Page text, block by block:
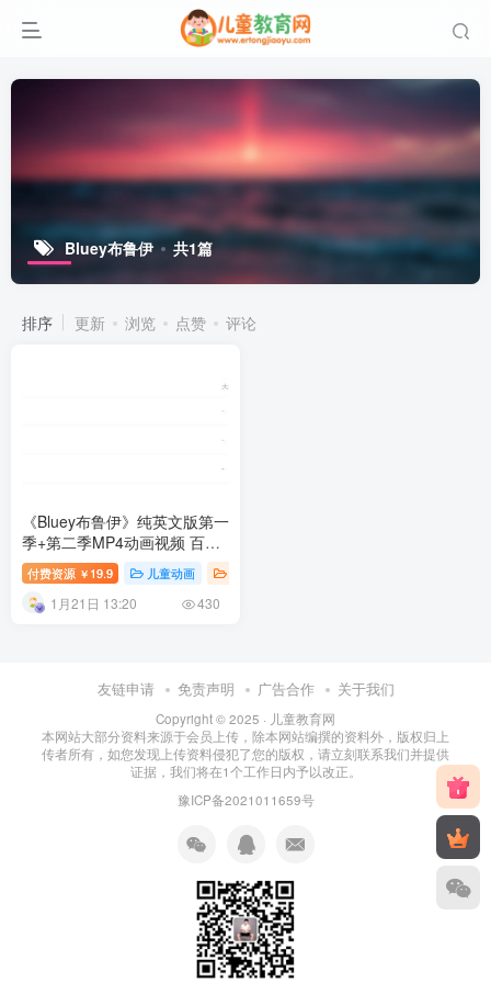
Bluey布鲁伊 共1篇
排序 更新 浏览 点赞 评论
《Bluey布鲁伊》纯英文版第一
季+第二季MP4动画视频 百度
网盘下载
付费资源 ￥ 19.9 儿童动画
1月21日 13:20 430
友链申请 免责声明 广告合作 关于我们
Copyright © 2025 · 儿童教育网
本网站大部分资料来源于会员上传，除本网站编撰的资料外，版权归上
传者所有，如您发现上传资料侵犯了您的版权，请立刻联系我们并提供
证据，我们将在1个工作日内予以改正。
豫ICP备2021011659号